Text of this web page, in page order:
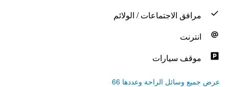
مرافق الاجتماعات / الولائم
انترنت
موقف سيارات
عرض جميع وسائل الراحة وعددها 66